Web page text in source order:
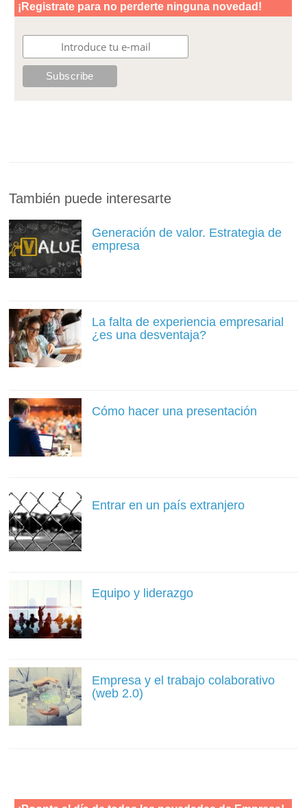
También puede interesarte
Generación de valor. Estrategia de
empresa
La falta de experiencia empresarial
¿es una desventaja?
Cómo hacer una presentación
Entrar en un país extranjero
Equipo y liderazgo
Empresa y el trabajo colaborativo
(web 2.0)